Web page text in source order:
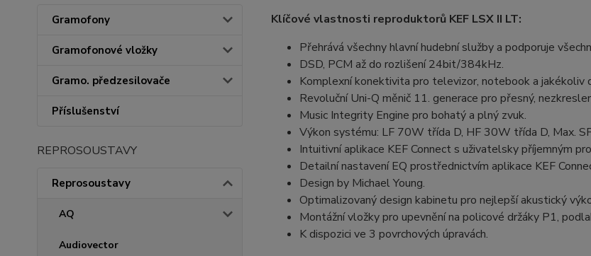
Gramofony
Gramofonové vložky
Gramo. předzesilovače
Příslušenství
REPROSOUSTAVY
Reprosoustavy
AQ
Audiovector
Klíčové vlastnosti reproduktorů KEF LSX II LT:
Přehrává všechny hlavní hudební služby a podporuje
DSD, PCM až do rozlišení 24bit/384kHz.
Komplexní konektivita pro televizor, notebook a jakékoliv
Revoluční Uni-Q měnič 11. generace pro přesný,
Music Integrity Engine pro bohatý a plný zvuk.
Výkon systému: LF 70W třída D, HF 30W třída D, Max.
Intuitivní aplikace KEF Connect s uživatelsky příjemným
Detailní nastavení EQ prostřednictvím aplikace KEF
Design by Michael Young.
Optimalizovaný design kabinetu pro nejlepší akustický
Montážní vložky pro upevnění na policové držáky P1,
K dispozici ve 3 povrchových úpravách.